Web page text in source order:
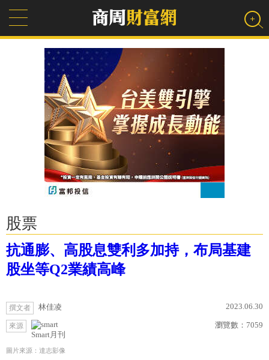
股票
抗通膨、高股息雙利多加持，布局基建
股坐等Q2業績高峰
撰文者 林佳凌 2023.06.30
來源
Smart月刊
瀏覽數： 7059
圖片來源：達志影像